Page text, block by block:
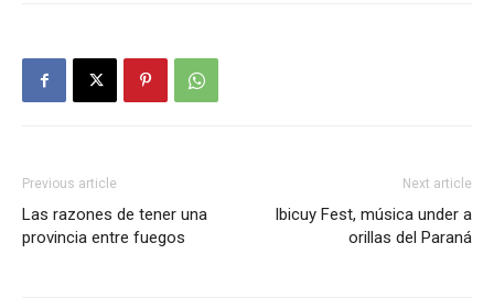
Previous article
Las razones de tener una
provincia entre fuegos
Next article
Ibicuy Fest, música under a
orillas del Paraná